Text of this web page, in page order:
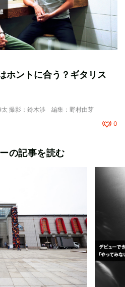
ホントに合う？ギタリス
太 撮影：鈴木渉 編集：野村由芽
0
の記事を読む